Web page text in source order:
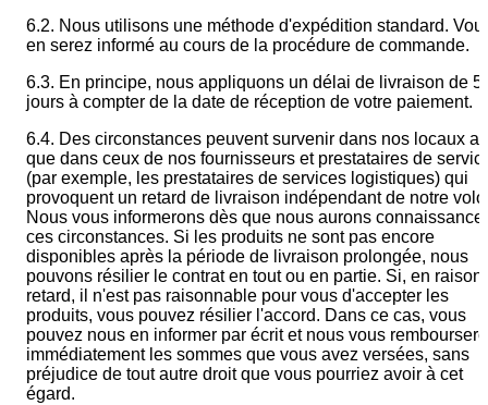
6.2. Nous utilisons une méthode d'expédition standard.
en serez informé au cours de la procédure de commande.
6.3. En principe, nous appliquons un délai de livraison de 5
jours à compter de la date de réception de votre paiement.
6.4. Des circonstances peuvent survenir dans nos locaux
que dans ceux de nos fournisseurs et prestataires de
(par exemple, les prestataires de services logistiques) qui
provoquent un retard de livraison indépendant de notre
Nous vous informerons dès que nous aurons connaissance
ces circonstances. Si les produits ne sont pas encore
disponibles après la période de livraison prolongée, nous
pouvons résilier le contrat en tout ou en partie. Si, en raison
retard, il n'est pas raisonnable pour vous d'accepter les
produits, vous pouvez résilier l'accord. Dans ce cas, vous
pouvez nous en informer par écrit et nous vous
immédiatement les sommes que vous avez versées, sans
préjudice de tout autre droit que vous pourriez avoir à cet
égard.